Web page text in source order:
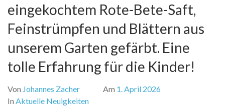
eingekochtem Rote-Bete-Saft,
Feinstrümpfen und Blättern aus
unserem Garten gefärbt. Eine
tolle Erfahrung für die Kinder!
Von Johannes Zacher Am 1. April 2026
In Aktuelle Neuigkeiten